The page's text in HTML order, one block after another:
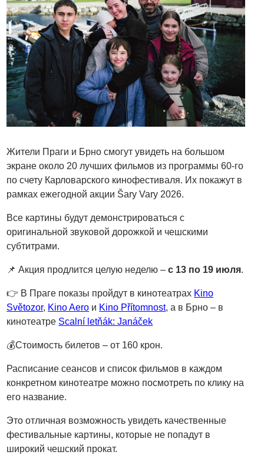
Жители Праги и Брно смогут увидеть на большом
экране около 20 лучших фильмов из программы 60-го
по счету Карловарского кинофестиваля. Их покажут в
рамках ежегодной акции Šary Vary 2026.
Все картины будут демонстрироваться с
оригинальной звуковой дорожкой и чешскими
субтитрами.
📌 Акция продлится целую неделю –с 13 по 19 июля.
👉 В Праге показы пройдут в кинотеатрах Kino
Světozor, Kino Aero и Kino Přítomnost, а в Брно – в
кинотеатре Scalní letňák: Janáček
💰Стоимость билетов – от 160 крон.
Расписание сеансов и список фильмов в каждом
конкретном кинотеатре можно посмотреть по клику на
его название.
Это отличная возможность увидеть качественные
фестивальные картины, которые не попадут в
широкий чешский прокат.